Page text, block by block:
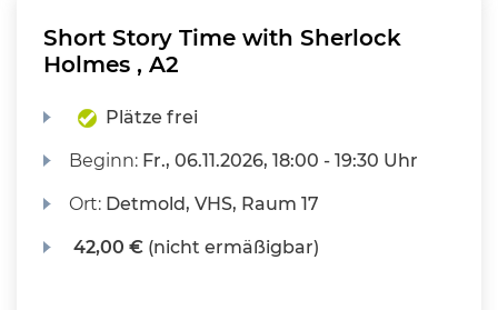
Short Story Time with Sherlock
Holmes , A2
Plätze frei
Beginn: Fr., 06.11.2026, 18:00 - 19:30 Uhr
Ort: Detmold, VHS, Raum 17
42,00 € (nicht ermäßigbar)